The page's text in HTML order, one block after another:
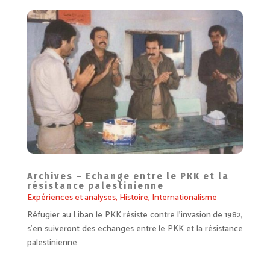
Archives – Echange entre le PKK et la
résistance palestinienne
Expériences et analyses, Histoire, Internationalisme
Réfugier au Liban le PKK résiste contre l’invasion de 1982,
s’en suiveront des echanges entre le PKK et la résistance
palestinienne.